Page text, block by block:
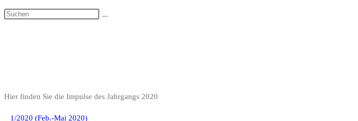
Hier finden Sie die Impulse des Jahrgangs 2020
1/2020 (Feb.-Mai 2020)